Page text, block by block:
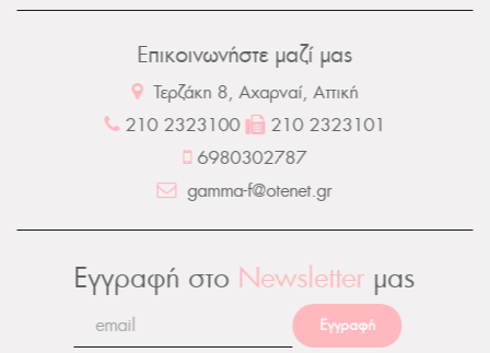
Επικοινωνήστε μαζί μας
Τερζάκη 8, Αχαρναί, Αττική
210 2323100
210 2323101
6980302787
gamma-f@otenet.gr
Εγγραφή στο Newsletter μας
Εγγραφή